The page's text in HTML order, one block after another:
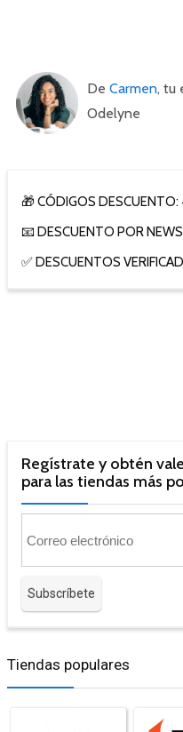
De Carmen, tu
Odelyne
🎁 CÓDIGOS DESCUENTO:
📧 DESCUENTO POR
✅ DESCUENTOS
Regístrate y obtén
para las tiendas más
Tiendas populares